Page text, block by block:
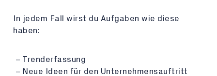
In jedem Fall wirst du Aufgaben wie diese
haben:
Trenderfassung
Neue Ideen für den Unternehmensauftritt